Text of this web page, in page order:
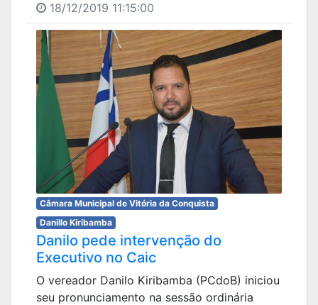
18/12/2019 11:15:00
Câmara Municipal de Vitória da Conquista
Danillo Kiribamba
Danilo pede intervenção do
Executivo no Caic
O vereador Danilo Kiribamba (PCdoB) iniciou
seu pronunciamento na sessão ordinária